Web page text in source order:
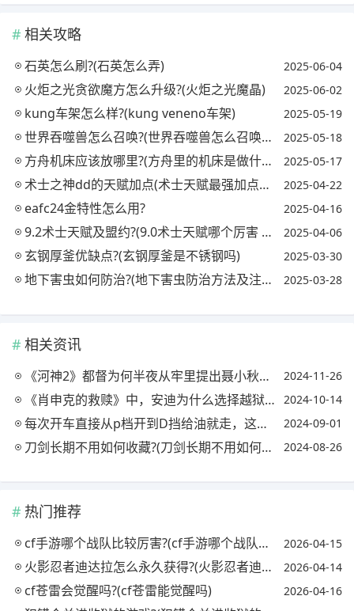
相关攻略
石英怎么刷?(石英怎么弄) 2025-06-04
火炬之光贪欲魔方怎么升级?(火炬之光魔晶) 2025-06-02
kung车架怎么样?(kung veneno车架) 2025-05-19
世界吞噬兽怎么召唤?(世界吞噬兽怎么召唤出来) 2025-05-18
方舟机床应该放哪里?(方舟里的机床是做什么的) 2025-05-17
术士之神dd的天赋加点(术士天赋最强加点攻略) 2025-04-22
eafc24金特性怎么用? 2025-04-16
9.2术士天赋及盟约?(9.0术士天赋哪个厉害 贴吧) 2025-04-06
玄钢厚釜优缺点?(玄钢厚釜是不锈钢吗) 2025-03-30
地下害虫如何防治?(地下害虫防治方法及注意事项) 2025-03-28
相关资讯
《河神2》都督为何半夜从牢里提出聂小秋逼他扮上行头?俩人什么关系? 2024-11-26
《肖申克的救赎》中，安迪为什么选择越狱后在一个偏僻的地方度过余生，不去做银行家? 2024-10-14
每次开车直接从p档开到D挡给油就走，这样会伤车吗?(p档直接拉到d档) 2024-09-01
刀剑长期不用如何收藏?(刀剑长期不用如何收藏起来) 2024-08-26
热门推荐
cf手游哪个战队比较厉害?(cf手游哪个战队最强) 2026-04-15
火影忍者迪达拉怎么永久获得?(火影忍者迪达拉怎么获取) 2026-04-14
cf苍雷会觉醒吗?(cf苍雷能觉醒吗) 2026-04-16